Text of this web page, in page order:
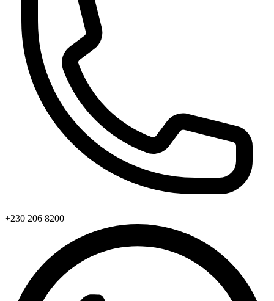
+230 206 8200